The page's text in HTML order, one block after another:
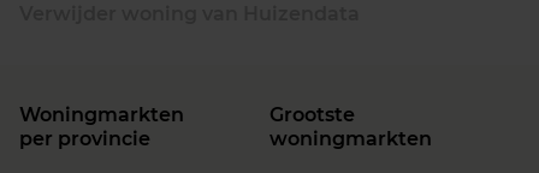
Woningmarkten
per provincie
Grootste
woningmarkten